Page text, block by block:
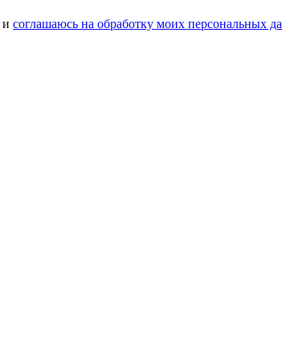
и соглашаюсь на обработку моих персональных